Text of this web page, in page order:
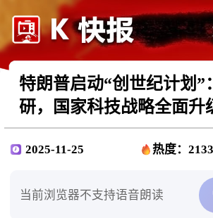
特朗普启动“创世纪计划”
研，国家科技战略全面升
2025-11-25 热度：2133
当前浏览器不支持语音朗读